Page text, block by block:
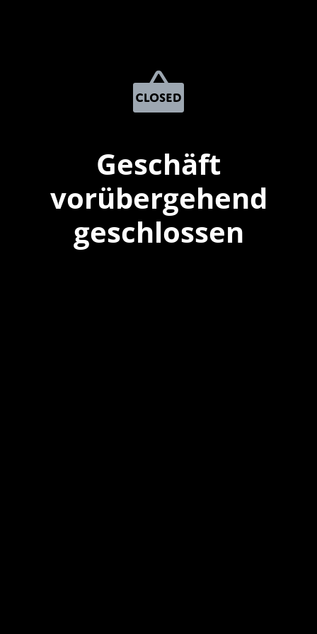
Geschäft
vorübergehend
geschlossen